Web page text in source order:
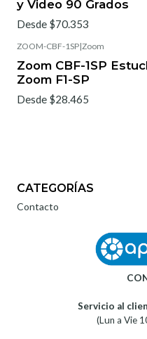
y Video 90 Grados
Desde $70.353
ZOOM-CBF-1SP|Zoom
Zoom CBF-1SP
Zoom F1-SP
Desde $28.465
CATEGORÍAS
Contacto
Servicio al
(Lun a Vie